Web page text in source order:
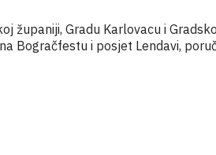
županiji, Gradu Karlovacu i
Bogračfestu i posjet Lendavi,